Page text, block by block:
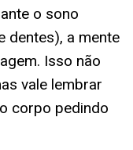
o sono
dentes), a mente
Isso não
vale lembrar
corpo pedindo